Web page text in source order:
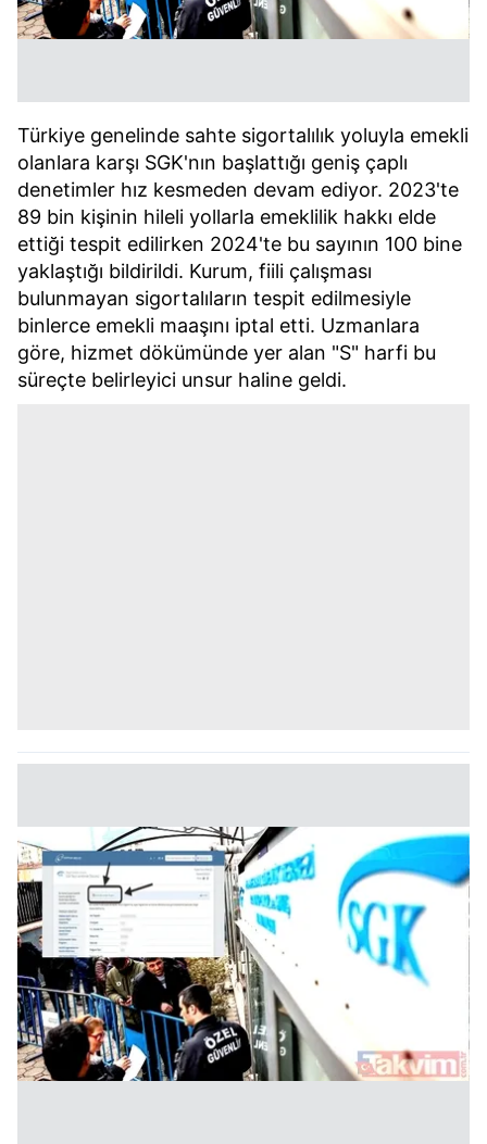
Türkiye genelinde sahte sigortalılık yoluyla emekli
olanlara karşı SGK'nın başlattığı geniş çaplı
denetimler hız kesmeden devam ediyor. 2023'te
89 bin kişinin hileli yollarla emeklilik hakkı elde
ettiği tespit edilirken 2024'te bu sayının 100 bine
yaklaştığı bildirildi. Kurum, fiili çalışması
bulunmayan sigortalıların tespit edilmesiyle
binlerce emekli maaşını iptal etti. Uzmanlara
göre, hizmet dökümünde yer alan "S" harfi bu
süreçte belirleyici unsur haline geldi.